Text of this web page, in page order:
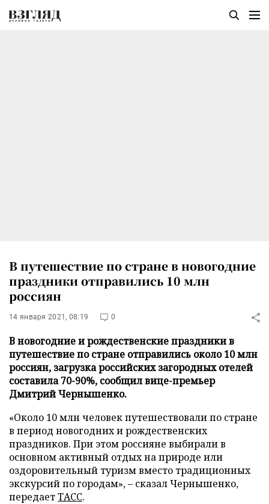
В путешествие по стране в новогодние
праздники отправились 10 млн
россиян
14 января 2021, 08:19 0
В новогодние и рождественские праздники в
путешествие по стране отправились около 10 млн
россиян, загрузка российских загородных отелей
составила 70-90%, сообщил вице-премьер
Дмитрий Чернышенко.
«Около 10 млн человек путешествовали по стране
в период новогодних и рождественских
праздников. При этом россияне выбирали в
основном активный отдых на природе или
оздоровительный туризм вместо традиционных
экскурсий по городам», – сказал Чернышенко,
передаетТАСС.